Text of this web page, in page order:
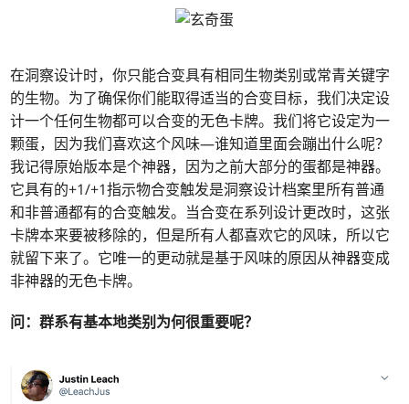
在洞察设计时，你只能合变具有相同生物类别或常青关键字
的生物。为了确保你们能取得适当的合变目标，我们决定设
计一个任何生物都可以合变的无色卡牌。我们将它设定为一
颗蛋，因为我们喜欢这个风味—谁知道里面会蹦出什么呢？
我记得原始版本是个神器，因为之前大部分的蛋都是神器。
它具有的+1/+1指示物合变触发是洞察设计档案里所有普通
和非普通都有的合变触发。当合变在系列设计更改时，这张
卡牌本来要被移除的，但是所有人都喜欢它的风味，所以它
就留下来了。它唯一的更动就是基于风味的原因从神器变成
非神器的无色卡牌。
问：群系有基本地类别为何很重要呢？